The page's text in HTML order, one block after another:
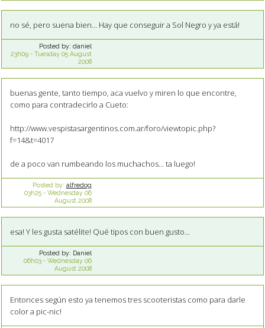
no sé, pero suena bien... Hay que conseguir a Sol Negro y ya está!
Posted by: daniel
23h09- Tuesday 05 August
2008
buenas gente, tanto tiempo, aca vuelvo y miren lo que encontre,
como para contradecirlo a Cueto:
http://www.vespistasargentinos.com.ar/foro/viewtopic.php?
f=14&t=4017
de a poco van rumbeando los muchachos... ta luego!
Posted by: alfredog
03h25- Wednesday 06
August 2008
esa! Y les gusta satélite! Qué tipos con buen gusto...
Posted by: Daniel
06h03- Wednesday 06
August 2008
Entonces según esto ya tenemos tres scooteristas como para darle
color a pic-nic!